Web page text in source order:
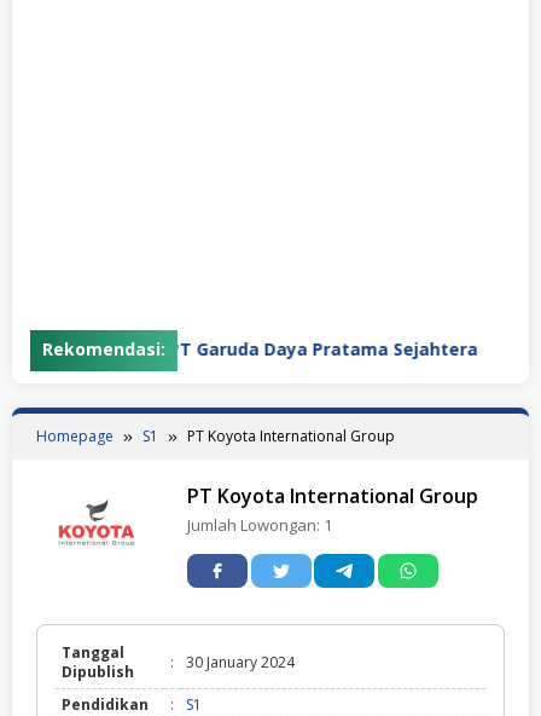
Rekomendasi:PT Garuda Daya Pratama Sejahtera
Homepage S1 PT Koyota International Group
PT Koyota International Group
Jumlah Lowongan: 1
Tanggal
Dipublish
: 30 January 2024
Pendidikan :
S1